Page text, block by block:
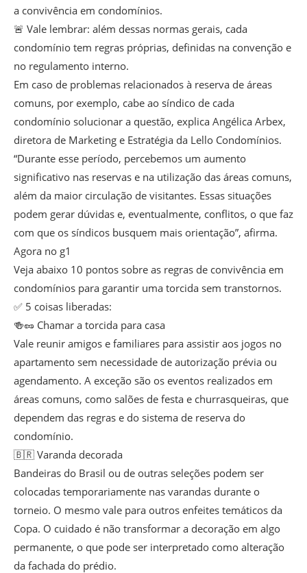
a convivência em condomínios.
🚨 Vale lembrar: além dessas normas gerais, cada
condomínio tem regras próprias, definidas na convenção e
no regulamento interno.
Em caso de problemas relacionados à reserva de áreas
comuns, por exemplo, cabe ao síndico de cada
condomínio solucionar a questão, explica Angélica Arbex,
diretora de Marketing e Estratégia da Lello Condomínios.
“Durante esse período, percebemos um aumento
significativo nas reservas e na utilização das áreas comuns,
além da maior circulação de visitantes. Essas situações
podem gerar dúvidas e, eventualmente, conflitos, o que faz
com que os síndicos busquem mais orientação”, afirma.
Agora no g1
Veja abaixo 10 pontos sobre as regras de convivência em
condomínios para garantir uma torcida sem transtornos.
✅ 5 coisas liberadas:
🍻🥜 Chamar a torcida para casa
Vale reunir amigos e familiares para assistir aos jogos no
apartamento sem necessidade de autorização prévia ou
agendamento. A exceção são os eventos realizados em
áreas comuns, como salões de festa e churrasqueiras, que
dependem das regras e do sistema de reserva do
condomínio.
🇧🇷 Varanda decorada
Bandeiras do Brasil ou de outras seleções podem ser
colocadas temporariamente nas varandas durante o
torneio. O mesmo vale para outros enfeites temáticos da
Copa. O cuidado é não transformar a decoração em algo
permanente, o que pode ser interpretado como alteração
da fachada do prédio.